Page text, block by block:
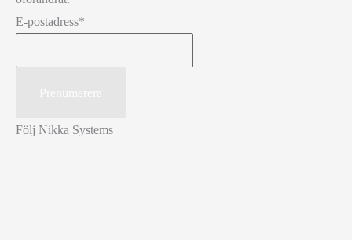
E-postadress*
Följ Nikka Systems